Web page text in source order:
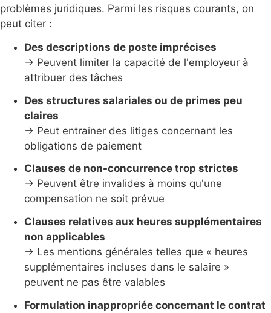
problèmes juridiques. Parmi les risques courants, on
peut citer :
Des descriptions de poste imprécises
→ Peuvent limiter la capacité de l'employeur à
attribuer des tâches
Des structures salariales ou de primes peu
claires
→ Peut entraîner des litiges concernant les
obligations de paiement
Clauses de non-concurrence trop strictes
→ Peuvent être invalides à moins qu'une
compensation ne soit prévue
Clauses relatives aux heures supplémentaires
non applicables
→ Les mentions générales telles que « heures
supplémentaires incluses dans le salaire »
peuvent ne pas être valables
Formulation inappropriée concernant le contrat